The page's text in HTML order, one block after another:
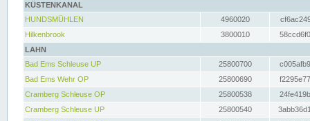
KÜSTENKANAL
HUNDSMÜHLEN
4960020
Hilkenbrook
3800010
LAHN
Bad Ems Schleuse UP
25800700
Bad Ems Wehr OP
25800690
Cramberg Schleuse OP
25800538
Cramberg Schleuse UP
25800540